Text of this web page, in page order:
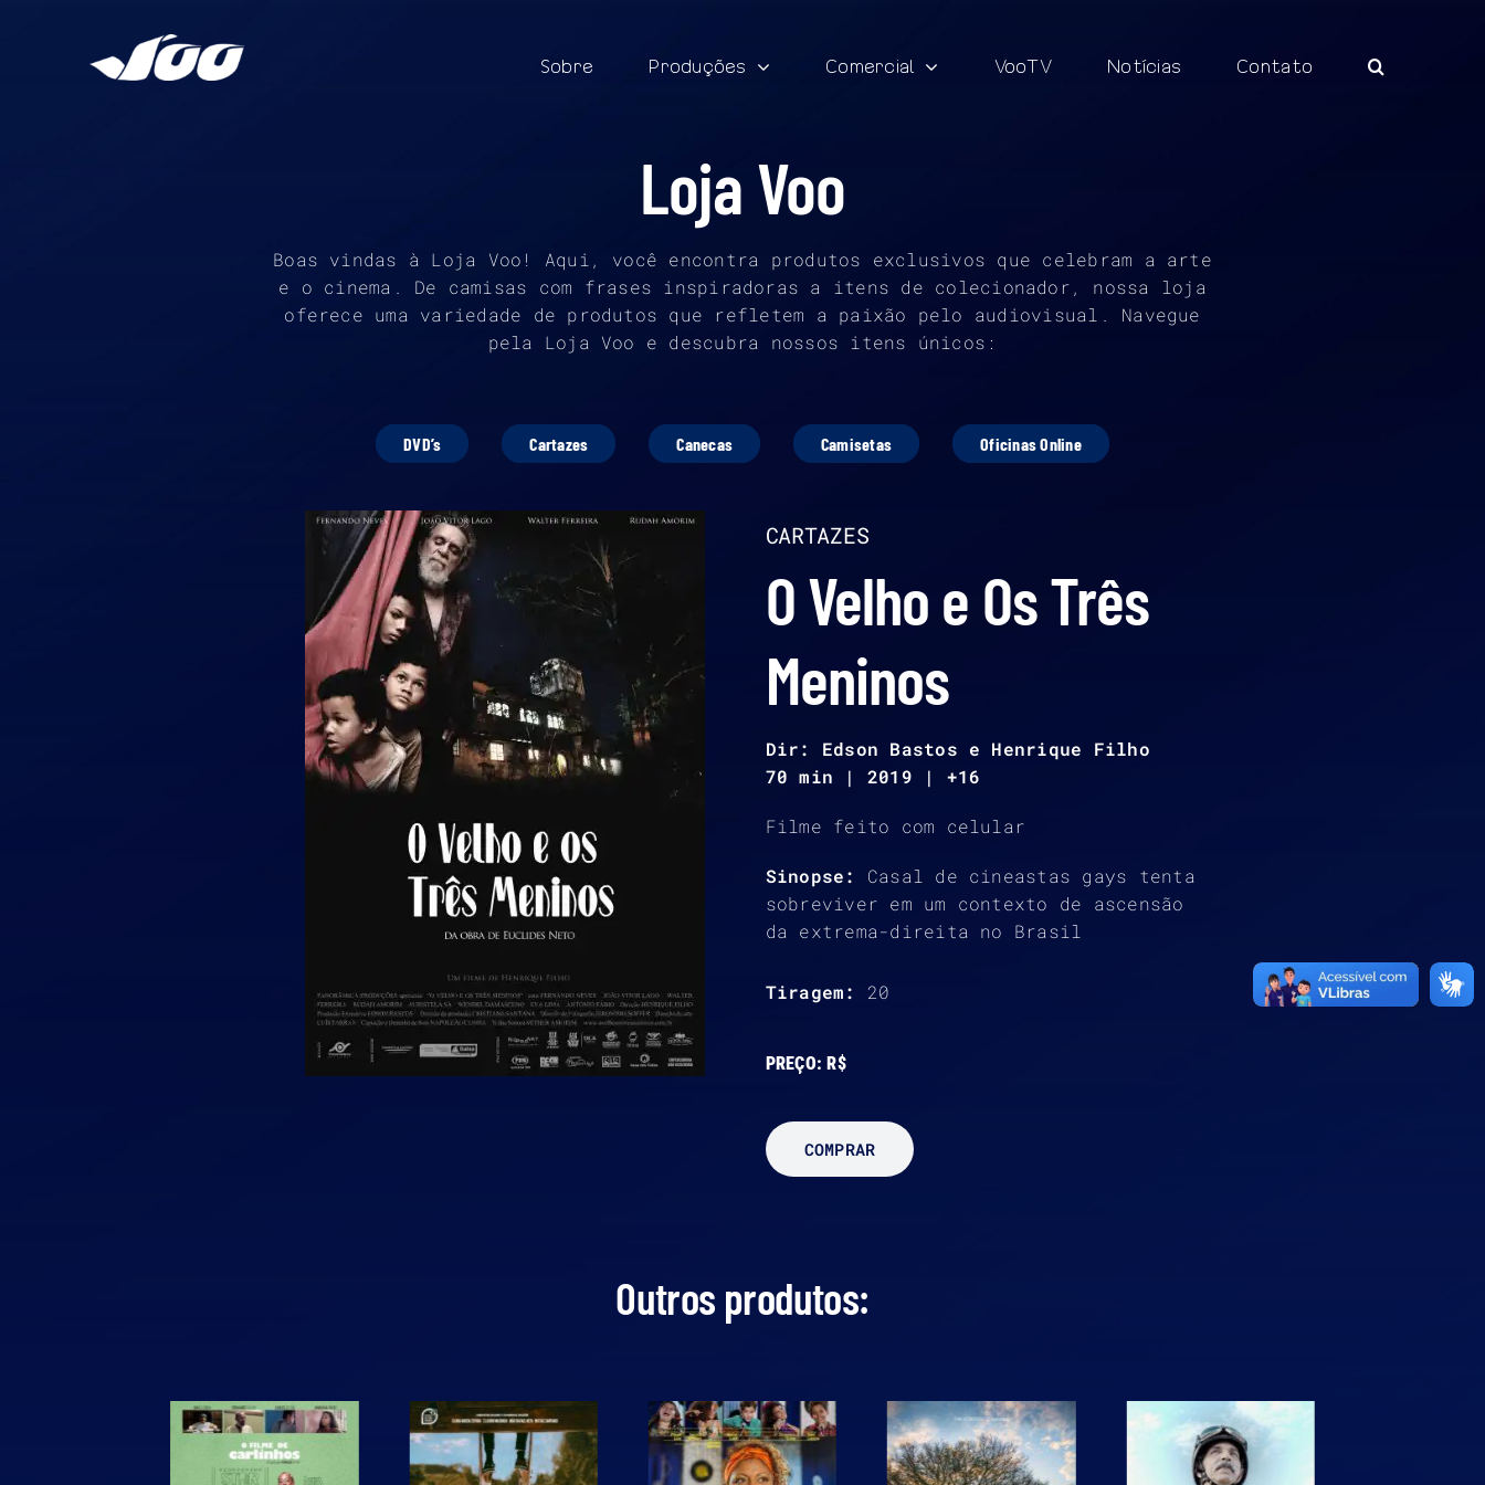
Sobre Produções Comercial VooTV Notícias Contato
Loja Voo
Boas vindas à Loja Voo! Aqui, você encontra produtos exclusivos que celebram a arte
e o cinema. De camisas com frases inspiradoras a itens de colecionador, nossa loja
oferece uma variedade de produtos que refletem a paixão pelo audiovisual. Navegue
pela Loja Voo e descubra nossos itens únicos:
DVD’s Cartazes Canecas Camisetas Oficinas Online
CARTAZES
O Velho e Os Três
Meninos
Dir: Edson Bastos e Henrique Filho
70 min | 2019 | +16
Filme feito com celular
Sinopse:
Casal de cineastas gays tenta
sobreviver em um contexto de ascensão
da extrema-direita no Brasil
Tiragem: 20
PREÇO: R$
COMPRAR
Outros produtos: